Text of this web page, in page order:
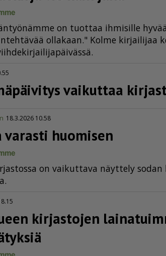
on tuot­taa ih­mi­sil­le
ol­la­kaan." Kol­me kir­jai­li­jaa
vaikuttaa
18.3.2026 10.58
varasti huomisen
on vai­kut­ta­va näyt­te­ly
kirjastojen